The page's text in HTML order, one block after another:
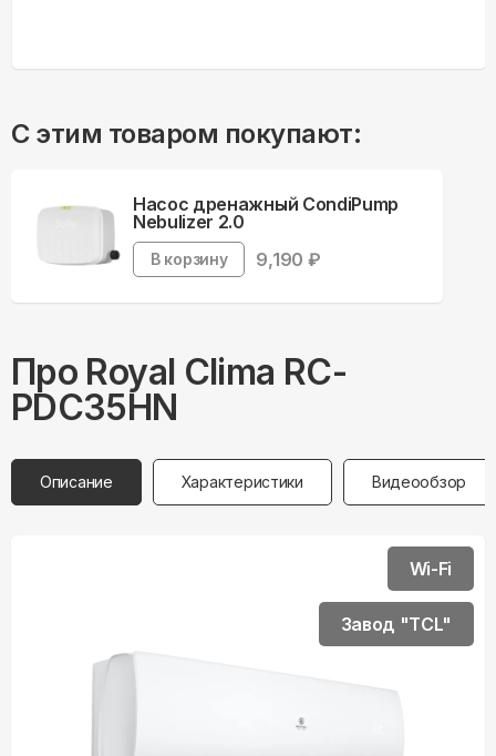
С этим товаром покупают:
Насос дренажный CondiPump
Nebulizer 2.0
В корзину 9,190 ₽
Про Royal Clima RC-
PDC35HN
Описание Характеристики Видеообзор
Wi-Fi
Завод "TCL"